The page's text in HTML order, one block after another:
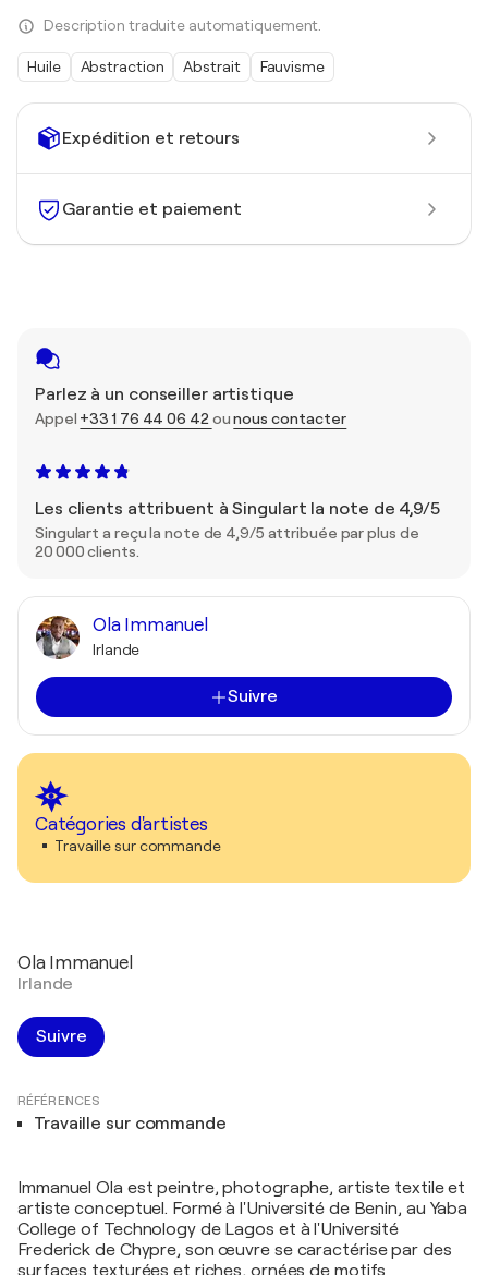
Expédition et retours
Garantie et paiement
Parlez à un conseiller artistique
Appel +33 1 76 44 06 42ounous contacter
Les clients attribuent à Singulart la note de 4,9/5
Singulart a reçu la note de 4,9/5 attribuée par plus de
20 000 clients.
Ola Immanuel
Irlande
Suivre
Catégories d'artistes
Travaille sur commande
Description traduite automatiquement.
Huile Abstraction Abstrait Fauvisme
Ola Immanuel
Irlande
Suivre
RÉFÉRENCES
Travaille sur commande
Immanuel Ola est peintre, photographe, artiste textile et
artiste conceptuel. Formé à l'Université de Benin, au Yaba
College of Technology de Lagos et à l'Université
Frederick de Chypre, son œuvre se caractérise par des
surfaces texturées et riches, ornées de motifs